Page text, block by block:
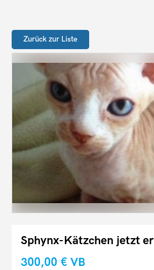
Zurück zur Liste
Sphynx-Kätzchen jetzt
300,00 € VB